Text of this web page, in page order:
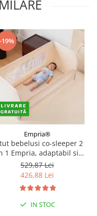
-19%
Empria®
bebelusi co-sleeper 2
1 Empria, adaptabil si
portabil, transformabil in
bariera pat copii,
patut 97 × 44 ×
cm, dimensiune bariera
185 × 40 cm, reglabil pe
inaltime, pliabil
529,87 Lei
426,88 Lei
IN STOC